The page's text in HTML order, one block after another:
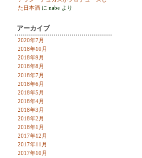
た日本酒 に nabe より
アーカイブ
2020年7月
2018年10月
2018年9月
2018年8月
2018年7月
2018年6月
2018年5月
2018年4月
2018年3月
2018年2月
2018年1月
2017年12月
2017年11月
2017年10月